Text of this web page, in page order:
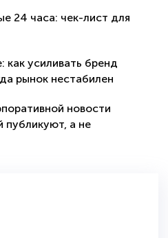
24 часа: чек-лист для
как усиливать бренд
рынок нестабилен
новости
публикуют, а не